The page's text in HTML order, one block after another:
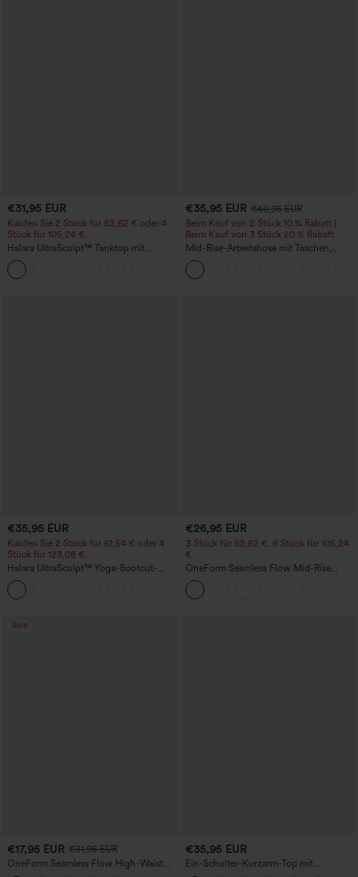
€31,95 EUR
Kaufen Sie 2 Stück für 52,62 € oder 4
Stück für 105,24 €.
Halara UltraSculpt™ Tanktop mit
Rundhalsausschnitt und
geschwungenem Saum
€35,95 EUR €40,95 EUR
Beim Kauf von 2 Stück 10 % Rabatt |
Beim Kauf von 3 Stück 20 % Rabatt
Mid-Rise-Arbeitshose mit Taschen,
Barrel-Leg und weiter Passform
€35,95 EUR
Kaufen Sie 2 Stück für 61,54 € oder 4
Stück für 123,08 €.
Halara UltraSculpt™ Yoga-Bootcut-
Leggings mit hoher Taille,
bauchformender Unterstützung und
Tasche
€26,95 EUR
3 Stück für 52,62 €, 6 Stück für 105,24
€
OneForm Seamless Flow Mid-Rise
Yoga-Leggings - mittelhoher Bund,
bauchformend und mit Po-Lifting-
Effekt
Sale
€17,95 EUR €31,95 EUR
OneForm Seamless Flow High-Waist
€35,95 EUR
Ein-Schulter-Kurzarm-Top mit